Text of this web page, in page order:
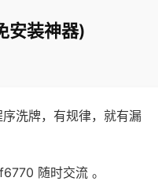
安装神器)
洗牌，有规律，就有漏
随时交流 。